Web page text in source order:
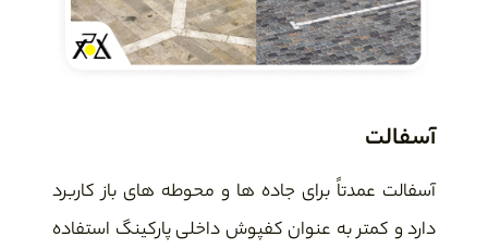
آسفالت
آسفالت عمدتاً برای جاده ها و محوطه های باز کاربرد
دارد و کمتر به عنوان کفپوش داخلی پارکینگ استفاده